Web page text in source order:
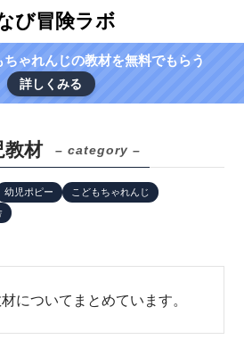
び冒険ラボ
ちゃれんじの教材を無料でもらう
詳しくみる
教材 – category –
幼児ポピー
こどもちゃれんじ
についてまとめています。